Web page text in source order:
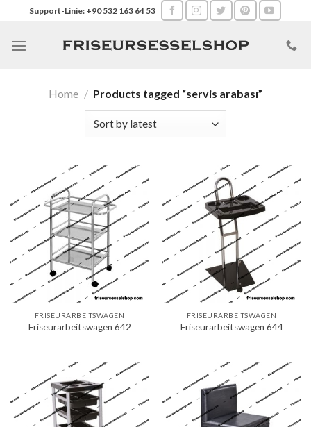
content
Support-Linie: +90 532 163 64 53
Home / Products tagged “servis arabası”
FRISEURARBEITSWÄGEN
Friseurarbeitswagen 642
FRISEURARBEITSWÄGEN
Friseurarbeitswagen 644